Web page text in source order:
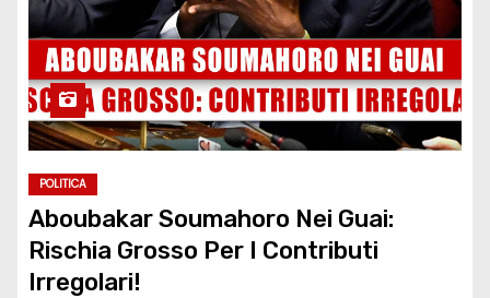
POLITICA
Aboubakar Soumahoro Nei Guai:
Rischia Grosso Per I Contributi
Irregolari!